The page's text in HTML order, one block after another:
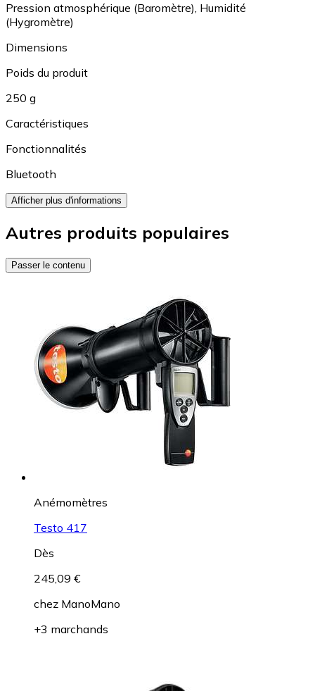
Pression atmosphérique (Baromètre), Humidité
(Hygromètre)
Dimensions
Poids du produit
250 g
Caractéristiques
Fonctionnalités
Bluetooth
Afficher plus d'informations
Autres produits populaires
Passer le contenu
Anémomètres
Testo 417
Dès
245,09 €
chez ManoMano
+3 marchands